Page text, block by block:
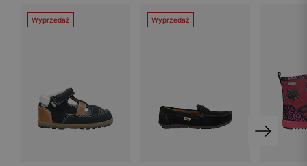
Wyprzedaż Wyprzedaż